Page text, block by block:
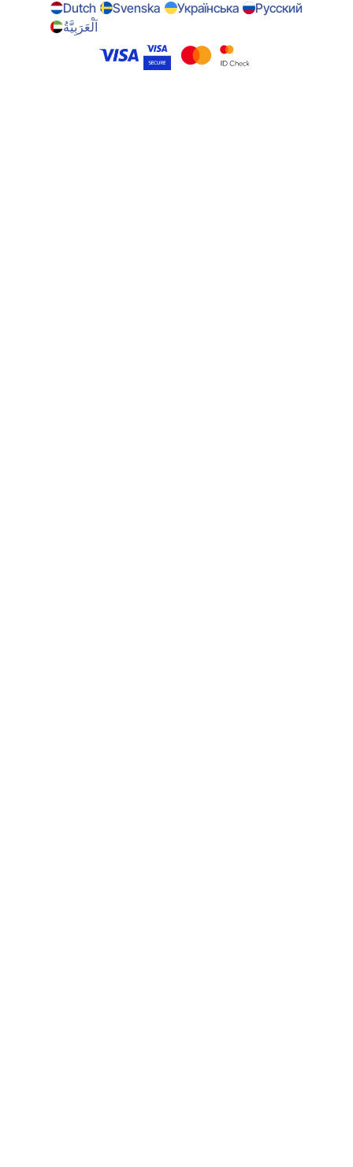
Dutch
Svenska Українська
Русский
اَلْعَرَبِيَّةُ